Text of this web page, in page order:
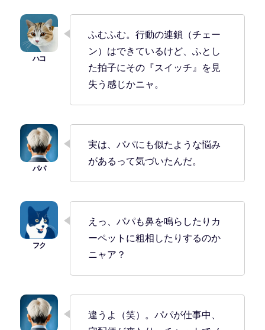
ふむふむ。行動の連鎖（チェー
ン）はできているけど、ふとし
た拍子にその『スイッチ』を見
失う感じかニャ。
実は、パパにも似たような悩み
があるって気づいたんだ。
えっ、パパも鼻を鳴らしたりカ
ーペットに粗相したりするのか
ニャア？
違うよ（笑）。パパが仕事中、